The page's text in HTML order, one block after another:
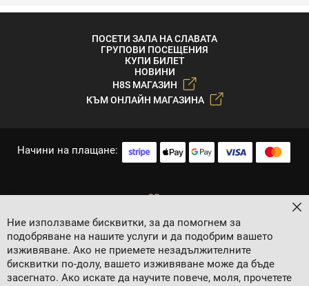
ПОСЕТИ ЗАЛА НА СЛАВАТА
ГРУПОВИ ПОСЕЩЕНИЯ
КУПИ БИЛЕТ
НОВИНИ
H8S МАГАЗИН
КЪМ ОНЛАЙН МАГАЗИНА
Начини на плащане:
2024 © 8 AGENCY
Ние използваме бисквитки, за да помогнем за
подобряване на нашите услуги и да подобрим вашето
изживяване. Ако не приемете незадължителните
бисквитки по-долу, вашето изживяване може да бъде
засегнато. Ако искате да научите повече, моля, прочетете